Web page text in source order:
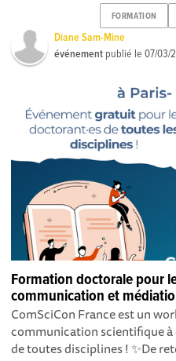
FORMATION
Diane Sam-Mine
événement publié le07/03/
Formation doctorale pour
communication et
ComSciCon France est un
communication scientifique
de toutes disciplines ! ✨De